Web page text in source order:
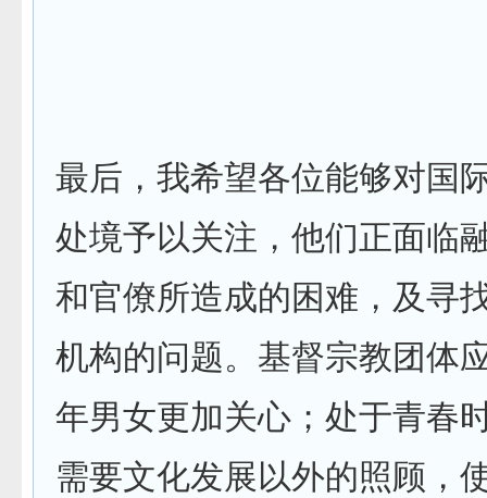
最后，我希望各位能够对国
处境予以关注，他们正面临
和官僚所造成的困难，及寻
机构的问题。基督宗教团体
年男女更加关心；处于青春
需要文化发展以外的照顾，